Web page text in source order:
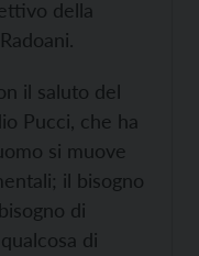
della
il saluto del
Pucci, che ha
si muove
il bisogno
di
di